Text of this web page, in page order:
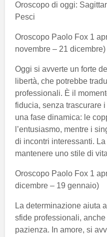
Oroscopo di oggi:
Pesci
Oroscopo Paolo Fox 1
novembre – 21 dicembre)
Oggi si avverte un forte
libertà, che potrebbe
professionali. È il
fiducia, senza trascurare
una fase dinamica: le
l’entusiasmo, mentre i
di incontri interessanti.
mantenere uno stile di
Oroscopo Paolo Fox 1
dicembre – 19 gennaio)
La determinazione aiuta
sfide professionali,
pazienza. In amore, si